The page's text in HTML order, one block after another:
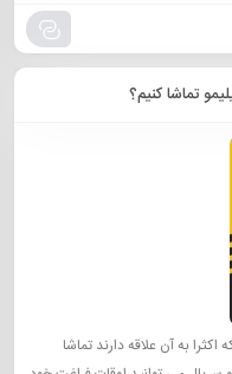
تماشا کنیم؟
به آن علاقه دارند تماشا